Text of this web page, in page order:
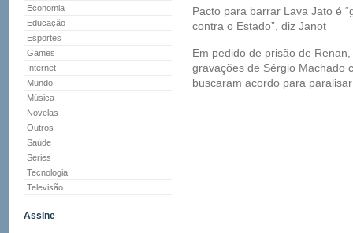
Economia
Educação
Esportes
Games
Internet
Mundo
Música
Novelas
Outros
Saúde
Series
Tecnologia
Televisão
Assine
Pacto para barrar Lava Jato é
contra o Estado”, diz Janot
Em pedido de prisão de
gravações de Sérgio Machado
buscaram acordo para